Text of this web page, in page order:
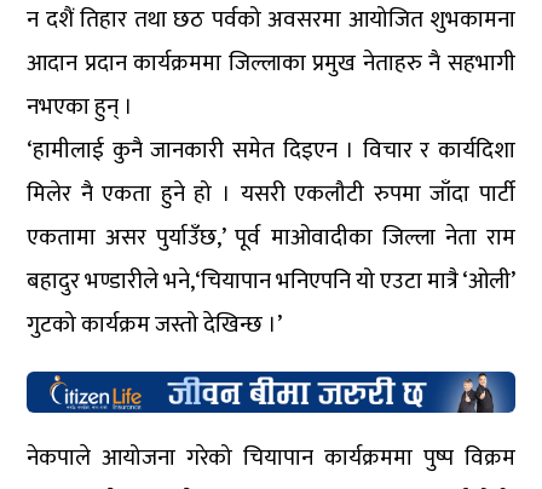
न दशैं तिहार तथा छठ पर्वको अवसरमा आयोजित शुभकामना
आदान प्रदान कार्यक्रममा जिल्लाका प्रमुख नेताहरु नै सहभागी
नभएका हुन् ।
‘हामीलाई कुनै जानकारी समेत दिइएन । विचार र कार्यदिशा
मिलेर नै एकता हुने हो । यसरी एकलौटी रुपमा जाँदा पार्टी
एकतामा असर पुर्याउँछ,’ पूर्व माओवादीका जिल्ला नेता राम
बहादुर भण्डारीले भने,‘चियापान भनिएपनि यो एउटा मात्रै ‘ओली’
गुटको कार्यक्रम जस्तो देखिन्छ ।’
नेकपाले आयोजना गरेको चियापान कार्यक्रममा पुष्प विक्रम